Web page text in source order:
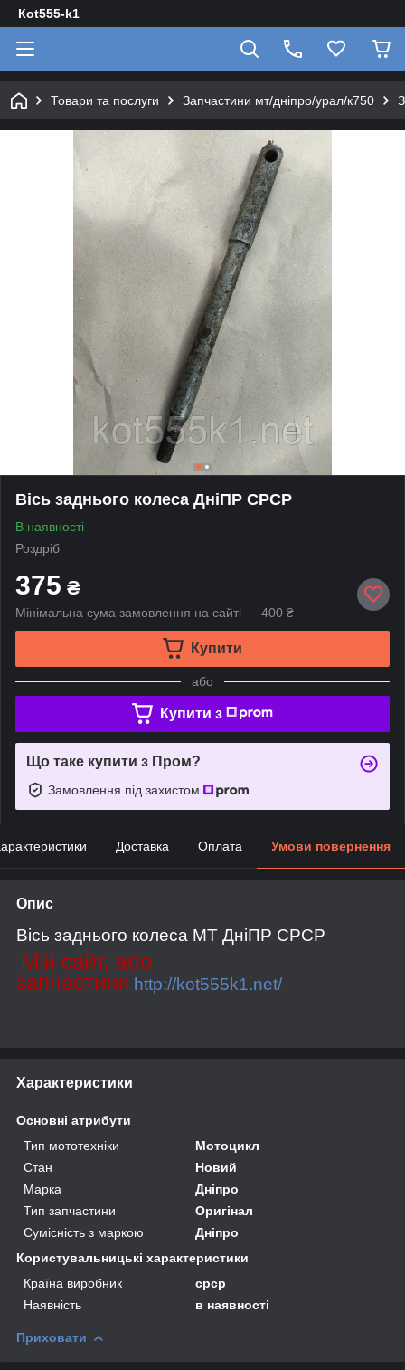
Кot555-k1
Товари та послуги Запчастини мт/дніпро/урал/к750
Вісь заднього колеса ДніПР СРСР
В наявності
Роздріб
375 ₴
Мінімальна сума замовлення на сайті — 400 ₴
Купити
або
Купити з
Що таке купити з Пром?
Замовлення під захистом
Доставка Оплата Умови повернення
Опис
Вісь заднього колеса МТ ДніПР СРСР
Мій сайт, або
запчастини http://kot555k1.net/
Характеристики
Основні атрибути
Тип мототехніки
Мотоцикл
Стан
Новий
Марка
Дніпро
Тип запчастини
Оригінал
Сумісність з маркою
Дніпро
Користувальницькі характеристики
Країна виробник
срср
Наявність
в наявності
Приховати